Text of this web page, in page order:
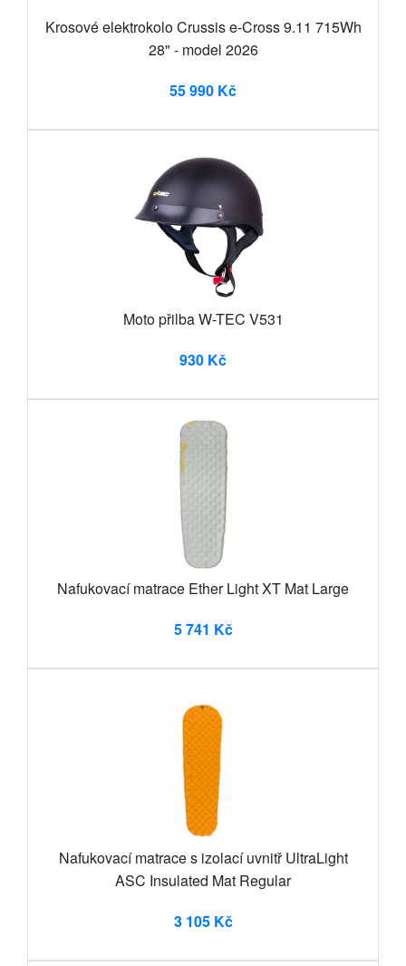
Krosové elektrokolo Crussis e-Cross 9.11 715Wh
28" - model 2026
55 990 Kč
Moto přilba W-TEC V531
930 Kč
Nafukovací matrace Ether Light XT Mat Large
5 741 Kč
Nafukovací matrace s izolací uvnitř UltraLight
ASC Insulated Mat Regular
3 105 Kč